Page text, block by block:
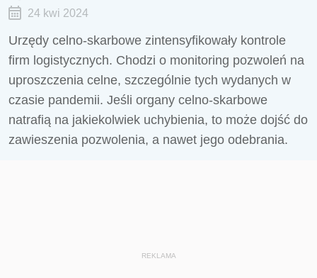
24 kwi 2024
Urzędy celno-skarbowe zintensyfikowały kontrole
firm logistycznych. Chodzi o monitoring pozwoleń na
uproszczenia celne, szczególnie tych wydanych w
czasie pandemii. Jeśli organy celno-skarbowe
natrafią na jakiekolwiek uchybienia, to może dojść do
zawieszenia pozwolenia, a nawet jego odebrania.
REKLAMA